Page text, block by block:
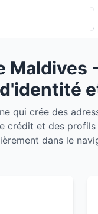
Maldives
qui crée des
crédit et des
dans le